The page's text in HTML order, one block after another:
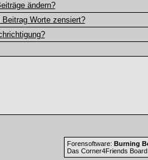
ändern?
Worte zensiert?
Forensoftware: Burning
Das Corner4Friends